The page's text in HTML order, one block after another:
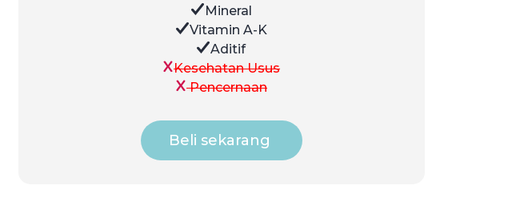
Mineral
Vitamin A-K
Aditif
Kesehatan Usus
Pencernaan
Beli sekarang